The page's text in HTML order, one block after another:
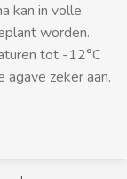
kan in volle
worden.
tot -12°C
agave zeker aan.